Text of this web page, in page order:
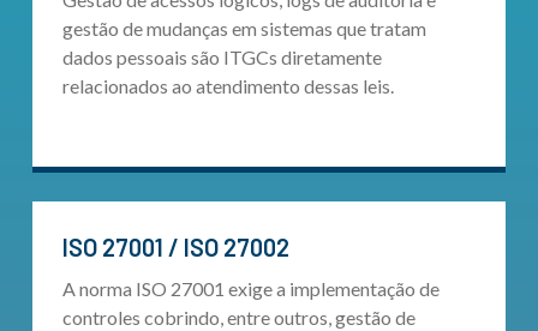
gestão de mudanças em sistemas que tratam
dados pessoais são ITGCs diretamente
relacionados ao atendimento dessas leis.
ISO 27001 / ISO 27002
A norma ISO 27001 exige a implementação de
controles cobrindo, entre outros, gestão de